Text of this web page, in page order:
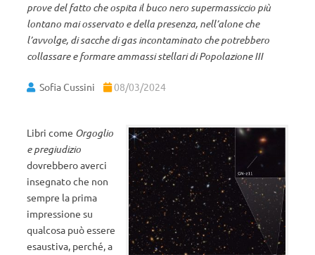
prove del fatto che ospita il buco nero supermassiccio più
lontano mai osservato e della presenza, nell’alone che
l’avvolge, di sacche di gas incontaminato che potrebbero
collassare e formare ammassi stellari di Popolazione III
Sofia Cussini 08/03/2024
Libri come Orgoglio
e pregiudizio
dovrebbero averci
insegnato che non
sempre la prima
impressione su
qualcosa può essere
esaustiva, perché, a